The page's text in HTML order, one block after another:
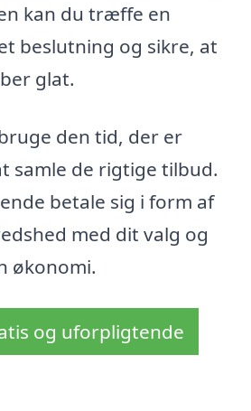
kan du træffe en
beslutning og sikre, at
glat.
den tid, der er
samle de rigtige tilbud.
betale sig i form af
med dit valg og
økonomi.
og uforpligtende